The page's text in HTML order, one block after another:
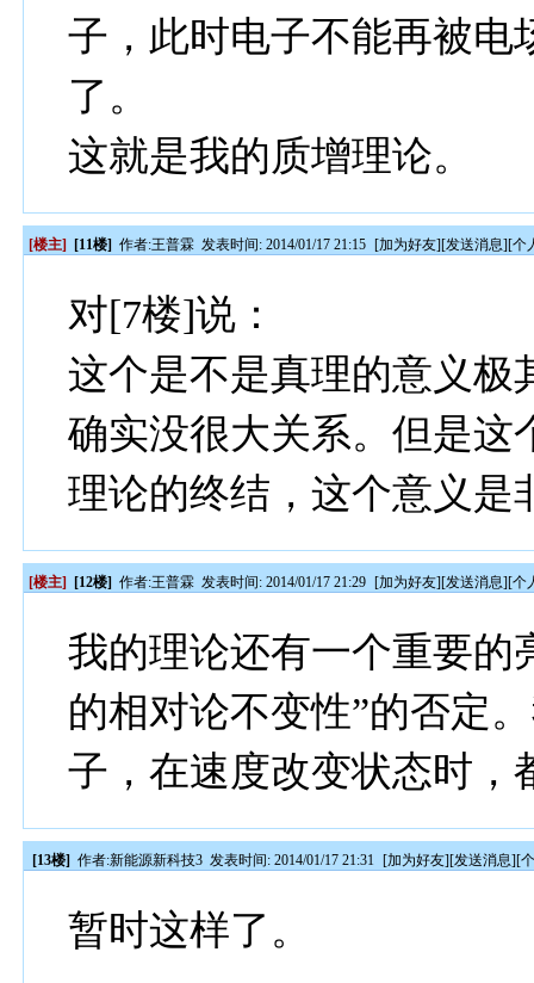
子，此时电子不能再被电
了。
这就是我的质增理论。
[楼主] [11楼] 作者:王普霖 发表时间: 2014/01/17 21:15 [加为好友][发送消息][个
对[7楼]说：
这个是不是真理的意义极
确实没很大关系。但是这
理论的终结，这个意义是
[楼主] [12楼] 作者:王普霖 发表时间: 2014/01/17 21:29 [加为好友][发送消息][个
我的理论还有一个重要的
的相对论不变性”的否定
子，在速度改变状态时，
[13楼] 作者:新能源新科技3 发表时间: 2014/01/17 21:31 [加为好友][发送消息][
暂时这样了。